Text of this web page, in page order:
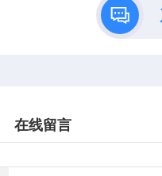
在线留言